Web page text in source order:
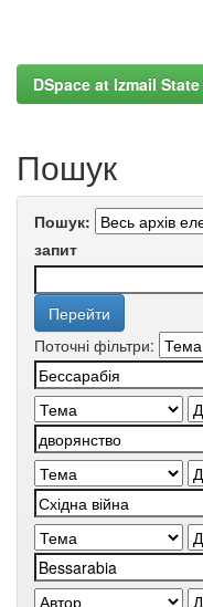
DSpace at Izmail
Пошук
Пошук:
запит
Поточні фільтри: